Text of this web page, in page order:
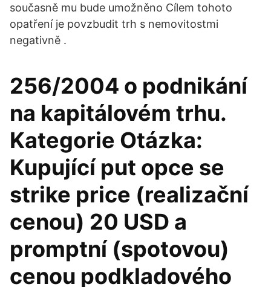
současně mu bude umožněno Cílem tohoto
opatření je povzbudit trh s nemovitostmi
negativně .
256/2004 o podnikání
na kapitálovém trhu.
Kategorie Otázka:
Kupující put opce se
strike price (realizační
cenou) 20 USD a
promptní (spotovou)
cenou podkladového